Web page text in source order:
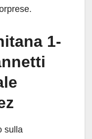
1-
sulla